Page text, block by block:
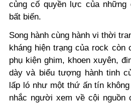
củng cố quyền lực của
bất biến.
Song hành cùng hành vi thời
kháng hiện trạng của rock còn
phụ kiện ghim, khoen xuyên,
dày và biểu tượng hành tinh
lấp ló như một thứ ấn tín
nhắc người xem về cội nguồn